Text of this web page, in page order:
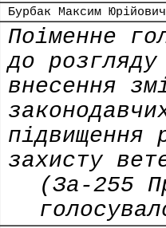
Бурбак Максим Юрійович
Поіменне
до
внесення
підвищення
захисту
(За-255